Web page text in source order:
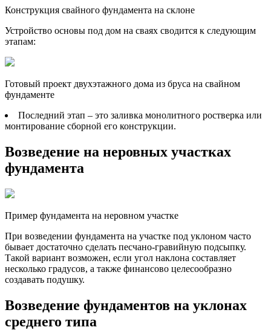
Конструкция свайного фундамента на склоне
Устройство основы под дом на сваях сводится к следующим
этапам:
Готовый проект двухэтажного дома из бруса на свайном
фундаменте
Последний этап – это заливка монолитного ростверка или
монтирование сборной его конструкции.
Возведение на неровных участках
фундамента
Пример фундамента на неровном участке
При возведении фундамента на участке под уклоном часто
бывает достаточно сделать песчано-гравийную подсыпку.
Такой вариант возможен, если угол наклона составляет
несколько градусов, а также финансово целесообразно
создавать подушку.
Возведение фундаментов на уклонах
среднего типа